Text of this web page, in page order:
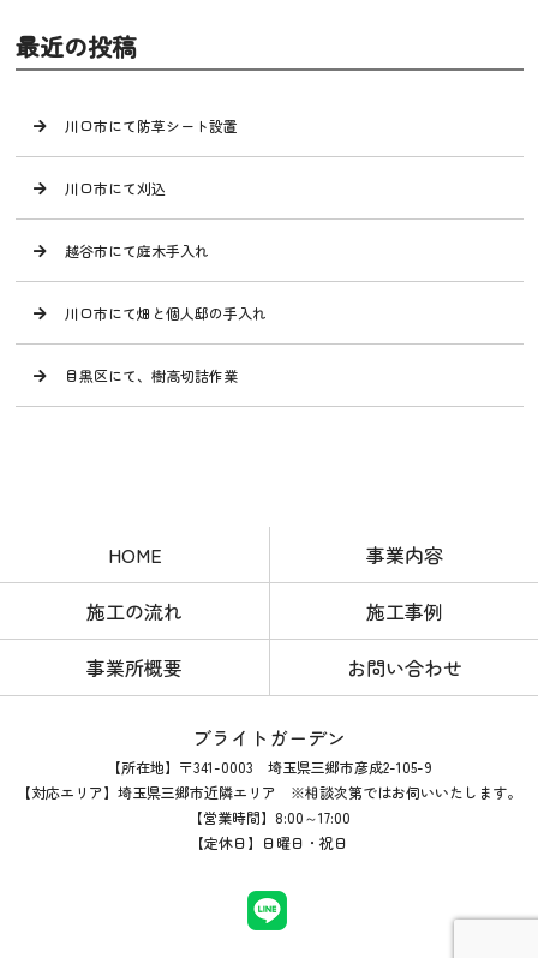
最近の投稿
川口市にて防草シート設置
川口市にて刈込
越谷市にて庭木手入れ
川口市にて畑と個人邸の手入れ
目黒区にて、樹高切詰作業
HOME
事業内容
施工の流れ
施工事例
事業所概要
お問い合わせ
ブライトガーデン
【所在地】〒341-0003 埼玉県三郷市彦成2-105-9
【対応エリア】埼玉県三郷市近隣エリア ※相談次第ではお伺いいたします。
【営業時間】8:00～17:00
【定休日】日曜日・祝日